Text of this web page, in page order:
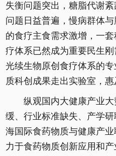
失衡问题突出，糖脂代谢
问题日益普遍，慢病群体
的食疗主食需求激增，一
疗体系已然成为重要民生
光续生物原创食疗体系的
质科创成果走出实验室，惠
纵观国内大健康产业
缓、行业标准缺失、产学
海国际食药物质与健康产
力于食药物质创新应用和